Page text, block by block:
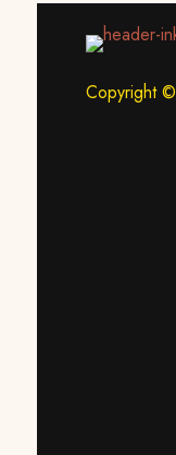
Copyright